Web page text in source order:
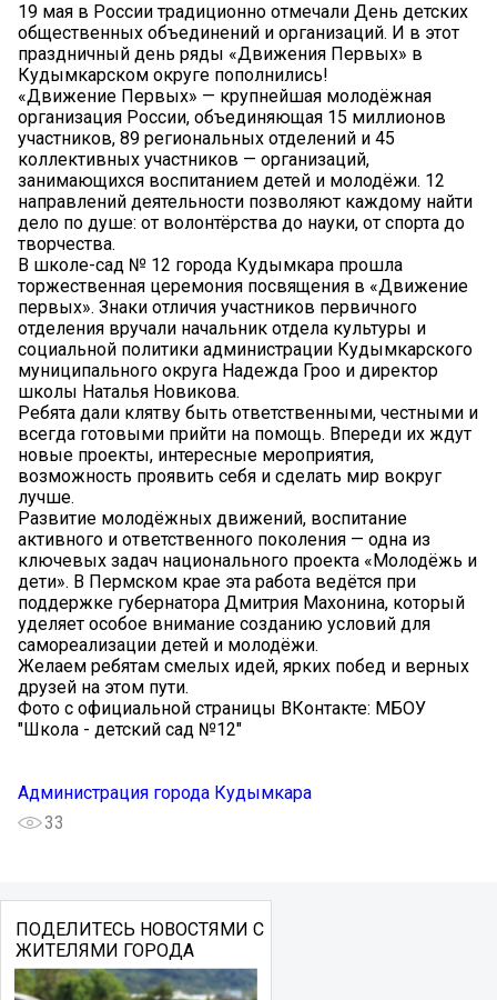
19 мая в России традиционно отмечали День детских
общественных объединений и организаций. И в этот
праздничный день ряды «Движения Первых» в
Кудымкарском округе пополнились!
«Движение Первых» — крупнейшая молодёжная
организация России, объединяющая 15 миллионов
участников, 89 региональных отделений и 45
коллективных участников — организаций,
занимающихся воспитанием детей и молодёжи. 12
направлений деятельности позволяют каждому найти
дело по душе: от волонтёрства до науки, от спорта до
творчества.
В школе-сад № 12 города Кудымкара прошла
торжественная церемония посвящения в «Движение
первых». Знаки отличия участников первичного
отделения вручали начальник отдела культуры и
социальной политики администрации Кудымкарского
муниципального округа Надежда Гроо и директор
школы Наталья Новикова.
Ребята дали клятву быть ответственными, честными и
всегда готовыми прийти на помощь. Впереди их ждут
новые проекты, интересные мероприятия,
возможность проявить себя и сделать мир вокруг
лучше.
Развитие молодёжных движений, воспитание
активного и ответственного поколения — одна из
ключевых задач национального проекта «Молодёжь и
дети». В Пермском крае эта работа ведётся при
поддержке губернатора Дмитрия Махонина, который
уделяет особое внимание созданию условий для
самореализации детей и молодёжи.
Желаем ребятам смелых идей, ярких побед и верных
друзей на этом пути.
Фото с официальной страницы ВКонтакте: МБОУ
"Школа - детский сад №12"
Администрация города Кудымкара
33
ПОДЕЛИТЕСЬ НОВОСТЯМИ С
ЖИТЕЛЯМИ ГОРОДА